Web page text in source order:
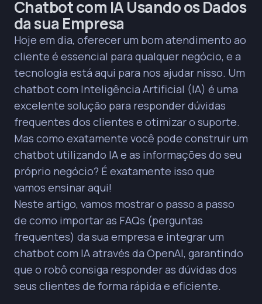
Chatbot com IA Usando os Dados
da sua Empresa
Hoje em dia, oferecer um bom atendimento ao
cliente é essencial para qualquer negócio, e a
tecnologia está aqui para nos ajudar nisso. Um
chatbot com Inteligência Artificial (IA) é uma
excelente solução para responder dúvidas
frequentes dos clientes e otimizar o suporte.
Mas como exatamente você pode construir um
chatbot utilizando IA e as informações do seu
próprio negócio? É exatamente isso que
vamos ensinar aqui!
Neste artigo, vamos mostrar o passo a passo
de como importar as FAQs (perguntas
frequentes) da sua empresa e integrar um
chatbot com IA através da OpenAI, garantindo
que o robô consiga responder as dúvidas dos
seus clientes de forma rápida e eficiente.